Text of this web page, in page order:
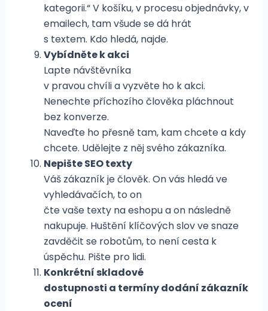
kategorii.“ V košíku, v procesu objednávky, v
emailech, tam všude se dá hrát
s textem. Kdo hledá, najde.
Vybídněte k akci
Lapte návštěvníka
v pravou chvíli a vyzvěte ho k akci.
Nenechte příchozího člověka pláchnout
bez konverze.
Naveďte ho přesně tam, kam chcete a kdy
chcete. Udělejte z něj svého zákazníka.
Nepište SEO texty
Váš zákazník je člověk. On vás hledá ve
vyhledávačích, to on
čte vaše texty na eshopu a on následně
nakupuje. Huštění klíčových slov ve snaze
zavděčit se robotům, to není cesta k
úspěchu. Pište pro lidi.
Konkrétní skladové
dostupnosti a termíny dodání zákazník
ocení